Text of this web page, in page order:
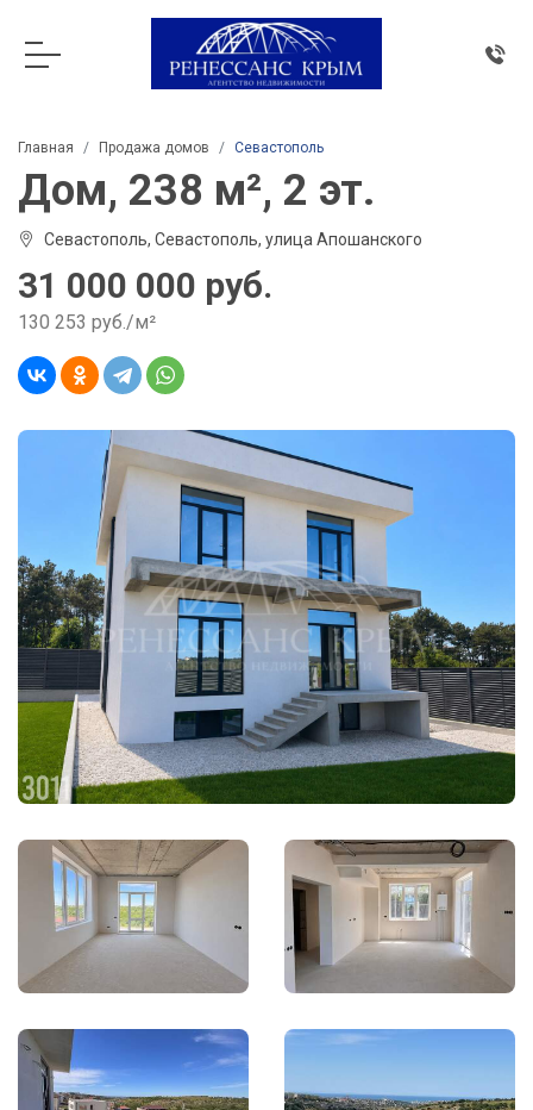
Главная Продажа домов Севастополь
Дом, 238 м², 2 эт.
Севастополь, Севастополь, улица Апошанского
31 000 000 руб.
130 253 руб./м²